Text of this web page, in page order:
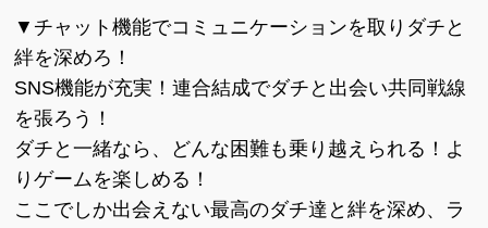
▼チャット機能でコミュニケーションを取りダチと
絆を深めろ！
SNS機能が充実！連合結成でダチと出会い共同戦線
を張ろう！
ダチと一緒なら、どんな困難も乗り越えられる！よ
りゲームを楽しめる！
ここでしか出会えない最高のダチ達と絆を深め、ラ